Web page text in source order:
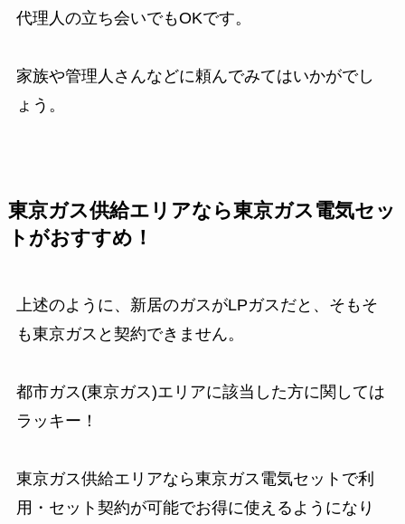
代理人の立ち会いでもOKです。
家族や管理人さんなどに頼んでみてはいかがでし
ょう。
東京ガス供給エリアなら東京ガス電気セッ
トがおすすめ！
上述のように、新居のガスがLPガスだと、そもそ
も東京ガスと契約できません。
都市ガス(東京ガス)エリアに該当した方に関しては
ラッキー！
東京ガス供給エリアなら東京ガス電気セットで利
用・セット契約が可能でお得に使えるようになり